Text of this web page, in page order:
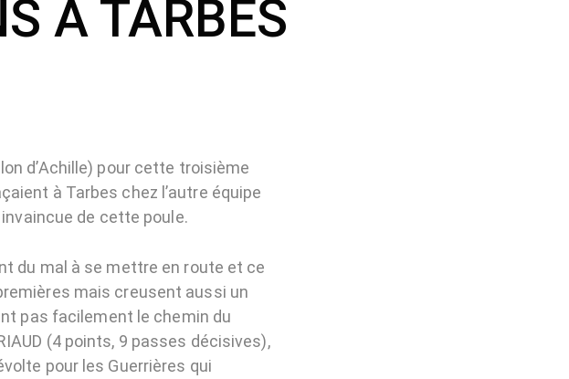
À TARBES
d’Achille) pour cette troisième
à Tarbes chez l’autre équipe
de cette poule.
du mal à se mettre en route et ce
mais creusent aussi un
pas facilement le chemin du
(4 points, 9 passes décisives),
pour les Guerrières qui